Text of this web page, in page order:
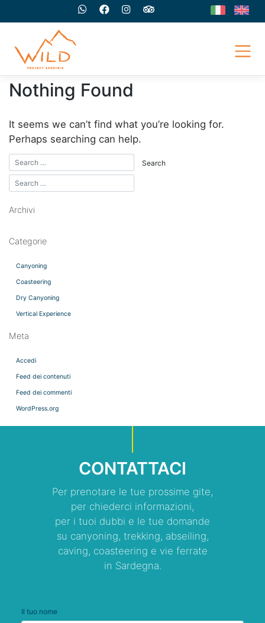
Nothing Found
It seems we can’t find what you’re looking for.
Perhaps searching can help.
Archivi
Categorie
Canyoning
Coasteering
Dry Canyoning
Vertical Experience
Meta
Accedi
Feed dei contenuti
Feed dei commenti
WordPress.org
CONTATTACI
Per prenotare le tue prossime gite,
per chiederci informazioni,
per i tuoi dubbi e le tue domande
su canyoning, trekking, abseiling,
caving, coasteering e vie ferrate
in Sardegna.
Il tuo nome